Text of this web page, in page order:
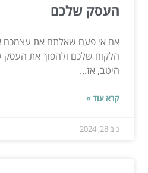
העסק שלכם
אם אי פעם שאלתם את עצמכם
הלקוח שלכם ולהפוך את
היטב, אז...
קרא עוד »
נוב 28, 2024